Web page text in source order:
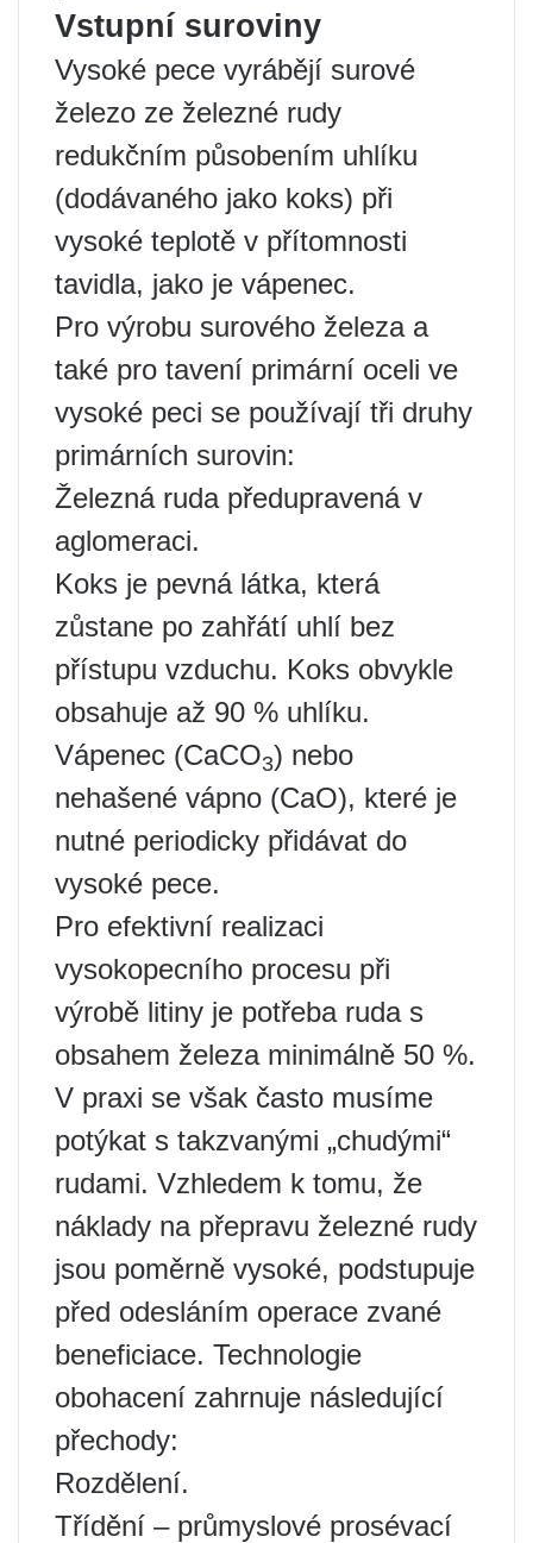
Vstupní suroviny
Vysoké pece vyrábějí surové
železo ze železné rudy
redukčním působením uhlíku
(dodávaného jako koks) při
vysoké teplotě v přítomnosti
tavidla, jako je vápenec.
Pro výrobu surového železa a
také pro tavení primární oceli ve
vysoké peci se používají tři druhy
primárních surovin:
Železná ruda předupravená v
aglomeraci.
Koks je pevná látka, která
zůstane po zahřátí uhlí bez
přístupu vzduchu. Koks obvykle
obsahuje až 90 % uhlíku.
Vápenec (CaCO3) nebo
nehašené vápno (CaO), které je
nutné periodicky přidávat do
vysoké pece.
Pro efektivní realizaci
vysokopecního procesu při
výrobě litiny je potřeba ruda s
obsahem železa minimálně 50 %.
V praxi se však často musíme
potýkat s takzvanými „chudými“
rudami. Vzhledem k tomu, že
náklady na přepravu železné rudy
jsou poměrně vysoké, podstupuje
před odesláním operace zvané
beneficiace. Technologie
obohacení zahrnuje následující
přechody:
Rozdělení.
Třídění – průmyslové prosévací